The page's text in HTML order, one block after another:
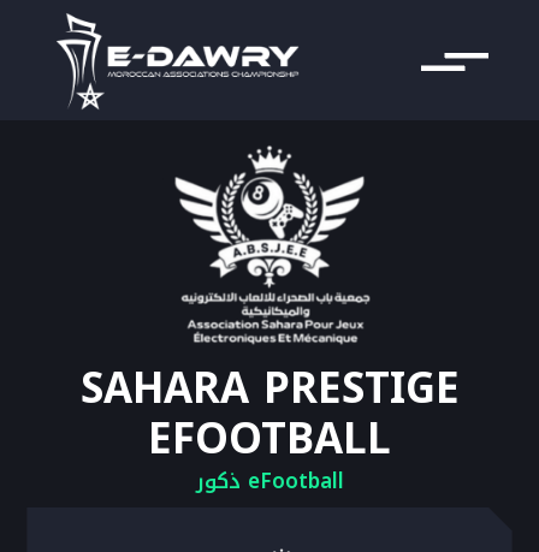
SAHARA PRESTIGE
EFOOTBALL
eFootball ذكور